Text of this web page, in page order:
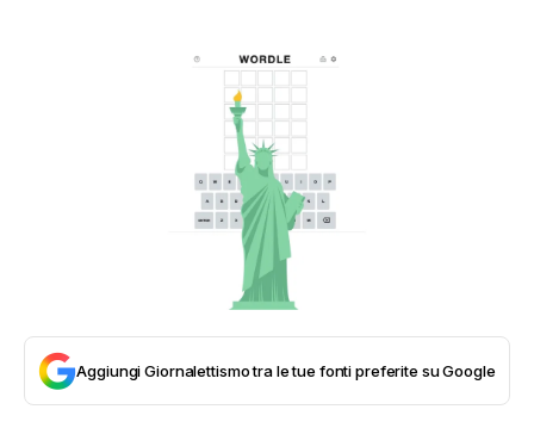
Aggiungi Giornalettismo tra le tue fonti preferite su Google